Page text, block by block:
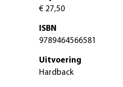
€ 27,50
ISBN
9789464566581
Uitvoering
Hardback